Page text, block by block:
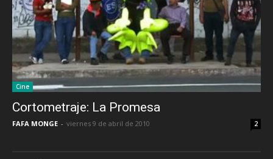
Cine
Cortometraje: La Promesa
FAFA MONGE - viernes 9 de abril de 2010 2